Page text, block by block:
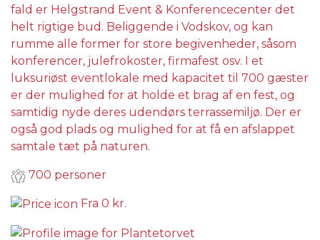
fald er Helgstrand Event & Konferencecenter det
helt rigtige bud. Beliggende i Vodskov, og kan
rumme alle former for store begivenheder, såsom
konferencer, julefrokoster, firmafest osv. I et
luksuriøst eventlokale med kapacitet til 700 gæster
er der mulighed for at holde et brag af en fest, og
samtidig nyde deres udendørs terrassemiljø. Der er
også god plads og mulighed for at få en afslappet
samtale tæt på naturen.
700 personer
Fra 0 kr.